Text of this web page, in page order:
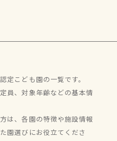
定こども園の一覧です。
員、対象年齢などの基本情
は、各園の特徴や施設情報
園選びにお役立てくださ